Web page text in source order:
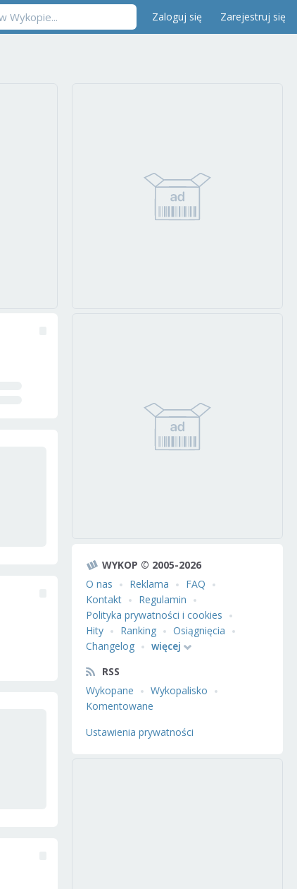
Zaloguj się Zarejestruj się
WYKOP © 2005-2026
O nas
Reklama
FAQ
Kontakt
Regulamin
Polityka prywatności i cookies
Hity
Ranking
Osiągnięcia
Changelog
więcej
RSS
Wykopane
Wykopalisko
Komentowane
Ustawienia prywatności